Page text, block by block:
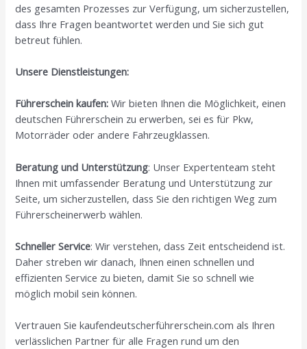
des gesamten Prozesses zur Verfügung, um sicherzustellen,
dass Ihre Fragen beantwortet werden und Sie sich gut
betreut fühlen.
Unsere Dienstleistungen:
Führerschein kaufen: Wir bieten Ihnen die Möglichkeit, einen
deutschen Führerschein zu erwerben, sei es für Pkw,
Motorräder oder andere Fahrzeugklassen.
Beratung und Unterstützung: Unser Expertenteam steht
Ihnen mit umfassender Beratung und Unterstützung zur
Seite, um sicherzustellen, dass Sie den richtigen Weg zum
Führerscheinerwerb wählen.
Schneller Service: Wir verstehen, dass Zeit entscheidend ist.
Daher streben wir danach, Ihnen einen schnellen und
effizienten Service zu bieten, damit Sie so schnell wie
möglich mobil sein können.
Vertrauen Sie kaufendeutscherführerschein.com als Ihren
verlässlichen Partner für alle Fragen rund um den